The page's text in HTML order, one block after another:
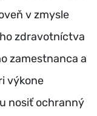
v zmysle
zdravotníctva
zamestnanca a
výkone
nosiť ochranný